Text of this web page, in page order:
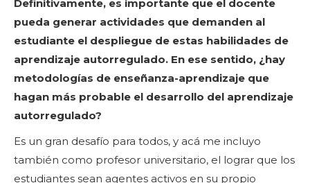
Definitivamente, es importante que el docente
pueda generar actividades que demanden al
estudiante el despliegue de estas habilidades de
aprendizaje autorregulado. En ese sentido, ¿hay
metodologías de enseñanza-aprendizaje que
hagan más probable el desarrollo del aprendizaje
autorregulado?
Es un gran desafío para todos, y acá me incluyo
también como profesor universitario, el lograr que los
estudiantes sean agentes activos en su propio